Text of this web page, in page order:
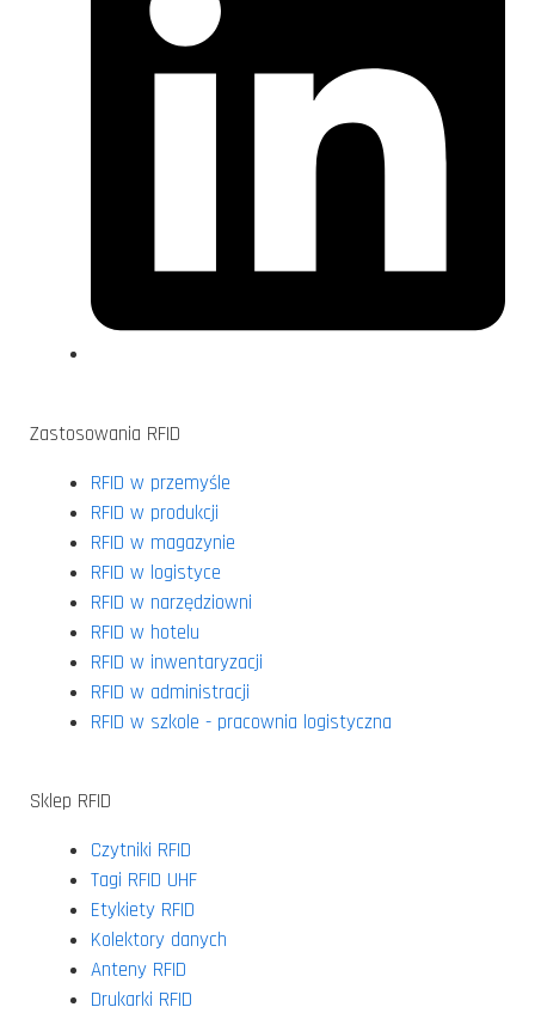
Zastosowania RFID
RFID w przemyśle
RFID w produkcji
RFID w magazynie
RFID w logistyce
RFID w narzędziowni
RFID w hotelu
RFID w inwentaryzacji
RFID w administracji
RFID w szkole - pracownia logistyczna
Sklep RFID
Czytniki RFID
Tagi RFID UHF
Etykiety RFID
Kolektory danych
Anteny RFID
Drukarki RFID